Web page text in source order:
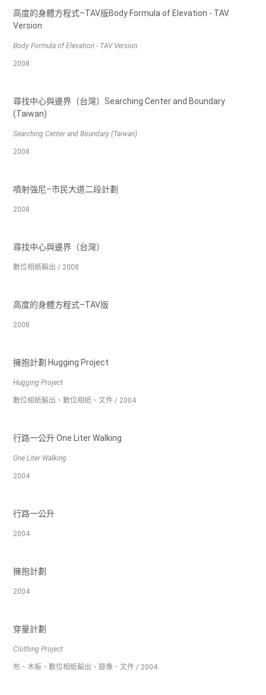
高度的身體方程式–TAV版Body Formula of Elevation - TAV
Version
Body Formula of Elevation - TAV Version
2008
尋找中心與邊界（台灣）Searching Center and Boundary
(Taiwan)
Searching Center and Boundary (Taiwan)
2008
噴射強尼–市民大道二段計劃
2008
尋找中心與邊界（台灣）
數位相紙輸出 / 2008
高度的身體方程式–TAV版
2008
擁抱計劃 Hugging Project
Hugging Project
數位相紙輸出、數位相紙、文件 / 2004
行路一公升 One Liter Walking
One Liter Walking
2004
行路一公升
2004
擁抱計劃
2004
穿量計劃
Clothing Project
布、木板、數位相紙輸出、錄像、文件 / 2004